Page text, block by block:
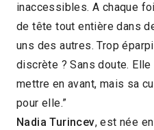
inaccessibles. A chaque
de tête tout entière dans
uns des autres. Trop
discrète ? Sans doute.
mettre en avant, mais sa
pour elle.”
Nadia Turincev, est née